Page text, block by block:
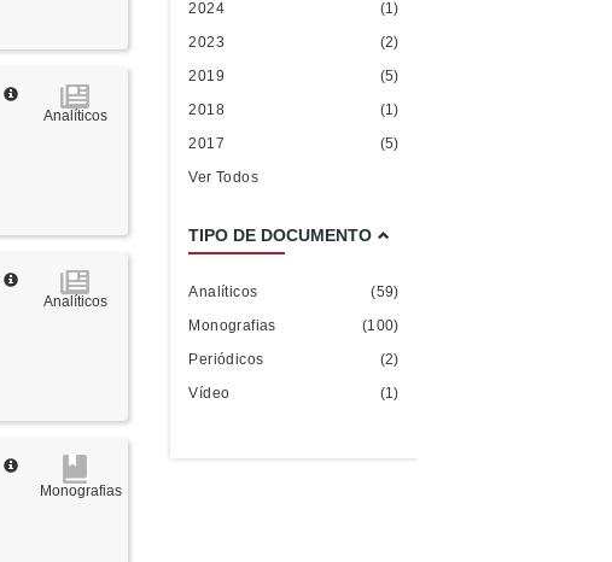
Analíticos
Analíticos
Monografias
2024
(1)
2023
(2)
2019
(5)
2018
(1)
2017
(5)
Ver Todos
TIPO DE DOCUMENTO
Analíticos
(59)
Monografias
(100)
Periódicos
(2)
Vídeo
(1)